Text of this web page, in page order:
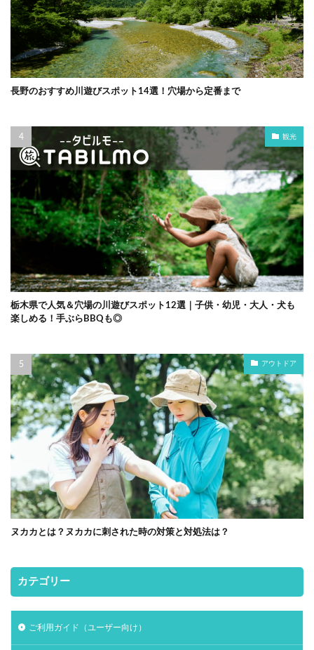
長野のおすすめ川遊びスポット14選！穴場から定番まで
観光
栃木県で人気＆穴場の川遊びスポット12選｜子供・幼児・大人・犬も
楽しめる！手ぶらBBQも◎
アウトドア
ヌカカとは？ヌカカに刺された時の対策と対処法は？
カテゴリー
ご利用ガイド（ユーザー向け）